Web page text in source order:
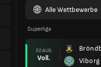
Alle Wettbewerbe
Superliga
02 AUG
Voll.
Viborg